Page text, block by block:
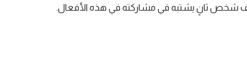
شخص ثانٍ يشتبه في مشاركته في هذه الأفعال.